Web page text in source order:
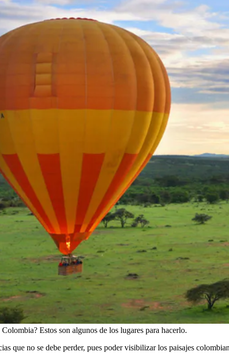
Estos son algunos de los lugares para hacerlo.
que no se debe perder, pues poder visibilizar los paisajes